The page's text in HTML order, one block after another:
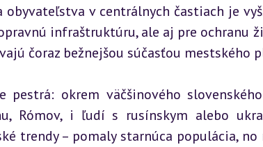
v centrálnych častiach je
infraštruktúru, ale aj pre ochranu
čoraz bežnejšou súčasťou mestského
pestrá: okrem väčšinového
Rómov, i ľudí s rusínskym alebo
trendy – pomaly starnúca populácia,